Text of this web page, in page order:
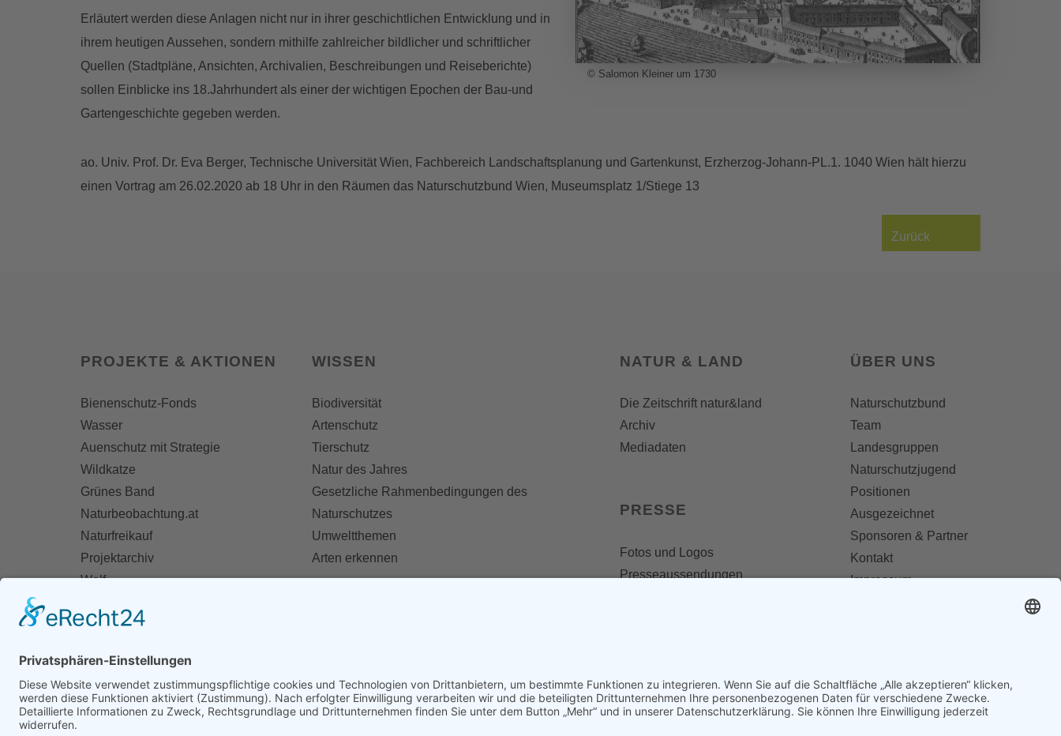
© Salomon Kleiner um 1730
Erläutert werden diese Anlagen nicht nur in ihrer geschichtlichen Entwicklung und in
ihrem heutigen Aussehen, sondern mithilfe zahlreicher bildlicher und schriftlicher
Quellen (Stadtpläne, Ansichten, Archivalien, Beschreibungen und Reiseberichte)
sollen Einblicke ins 18.Jahrhundert als einer der wichtigen Epochen der Bau-und
Gartengeschichte gegeben werden.
ao. Univ. Prof. Dr. Eva Berger, Technische Universität Wien, Fachbereich Landschaftsplanung und Gartenkunst, Erzherzog-Johann-PL.1. 1040 Wien hält hierzu
einen Vortrag am 26.02.2020 ab 18 Uhr in den Räumen das Naturschutzbund Wien, Museumsplatz 1/Stiege 13
Zurück
PROJEKTE & AKTIONEN
Bienenschutz-Fonds
Wasser
Auenschutz mit Strategie
Wildkatze
Grünes Band
Naturbeobachtung.at
Naturfreikauf
Projektarchiv
Wolf
WISSEN
Biodiversität
Artenschutz
Tierschutz
Natur des Jahres
Gesetzliche Rahmenbedingungen des
Naturschutzes
Umweltthemen
Arten erkennen
Spenden
Mitglied werden
NATUR & LAND
Die Zeitschrift natur&land
Archiv
Mediadaten
PRESSE
Fotos und Logos
Presseaussendungen
ÜBER UNS
Naturschutzbund
Team
Landesgruppen
Naturschutzjugend
Positionen
Ausgezeichnet
Sponsoren & Partner
Kontakt
Impressum